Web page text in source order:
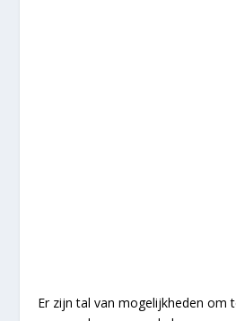
Er zijn tal van mogelijkheden om